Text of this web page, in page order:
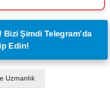
Bizi Şimdi Telegram'da
Edin!
Uzmanlık